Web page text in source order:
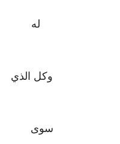
مُطهرا له
وكل الذي
محمد سوى